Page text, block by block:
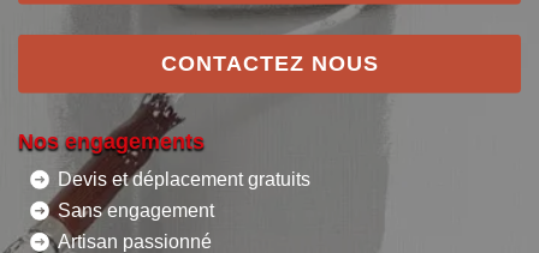
CONTACTEZ NOUS
Nos engagements
Devis et déplacement gratuits
Sans engagement
Artisan passionné